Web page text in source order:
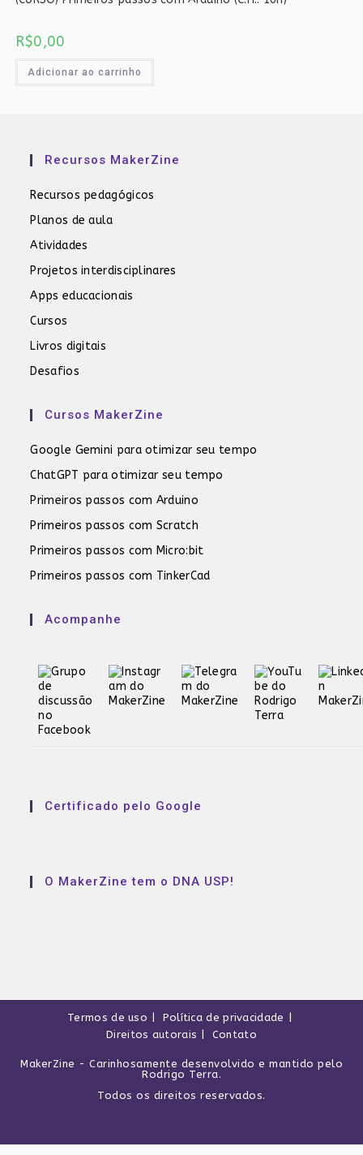
R$0,00
Adicionar ao carrinho
Recursos MakerZine
Recursos pedagógicos
Planos de aula
Atividades
Projetos interdisciplinares
Apps educacionais
Cursos
Livros digitais
Desafios
Cursos MakerZine
Google Gemini para otimizar seu tempo
ChatGPT para otimizar seu tempo
Primeiros passos com Arduino
Primeiros passos com Scratch
Primeiros passos com Micro:bit
Primeiros passos com TinkerCad
Acompanhe
Certificado pelo Google
O MakerZine tem o DNA USP!
Termos de uso
Política de privacidade
Direitos autorais
Contato
MakerZine - Carinhosamente desenvolvido e mantido pelo
Rodrigo Terra.
Todos os direitos reservados.